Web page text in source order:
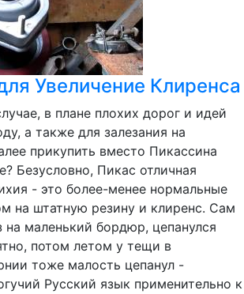
Увеличение Клиренса
в плане плохих дорог и идей
а также для залезания на
прикупить вместо Пикассина
Безусловно, Пикас отличная
- это более-менее нормальные
на штатную резину и клиренс. Сам
на маленький бордюр, цепанулся
потом летом у тещи в
тоже малость цепанул -
Русский язык применительно к